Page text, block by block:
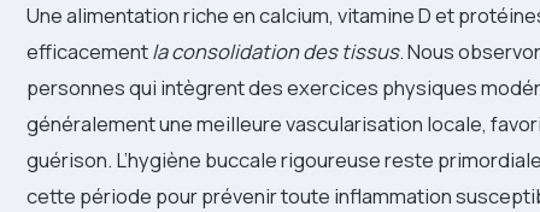
Une alimentation riche en calcium, vitamine D et
efficacementla consolidation des tissus. Nous
personnes qui intègrent des exercices physiques
généralement une meilleure vascularisation locale,
guérison. L’hygiène buccale rigoureuse reste
cette période pour prévenir toute inflammation